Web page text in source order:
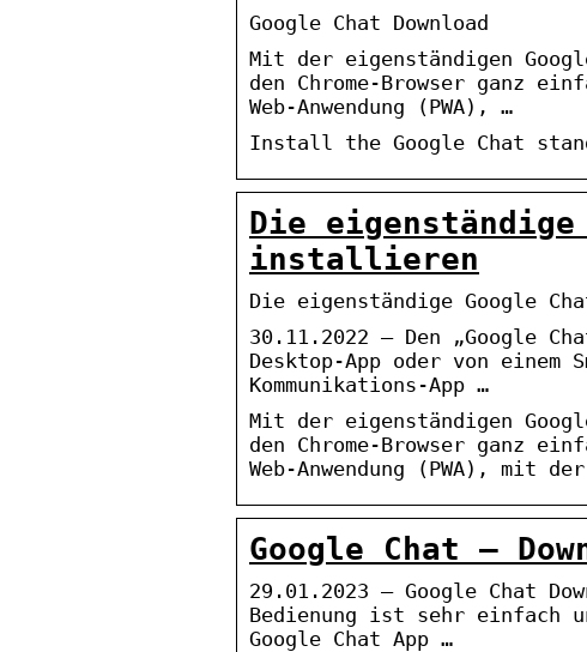
Google Chat Download
Mit der eigenständigen
den Chrome-Browser ganz
Web-Anwendung (PWA), …
Install the Google Chat
Die eigenständige
installieren
Die eigenständige Google
30.11.2022 — Den „Google
Desktop-App oder von
Kommunikations-App …
Mit der eigenständigen
den Chrome-Browser ganz
Web-Anwendung (PWA), mit
Google Chat –
29.01.2023 — Google Chat
Bedienung ist sehr einfach
Google Chat App …